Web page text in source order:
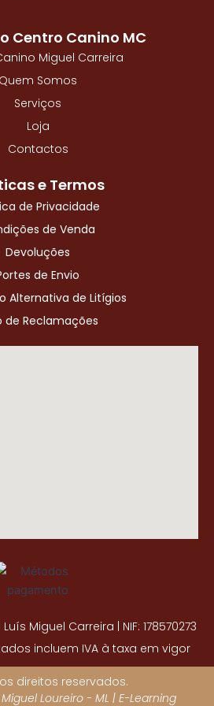
k
-
Centro Canino MC
Miguel Carreira
Quem Somos
Serviços
Loja
Contactos
e Termos
de Privacidade
de Venda
Devoluções
de Envio
Alternativa de Litígios
de Reclamações
Miguel Carreira | NIF: 178570273
incluem IVA à taxa em vigor
direitos reservados.
Miguel Loureiro - ML | E-Learning